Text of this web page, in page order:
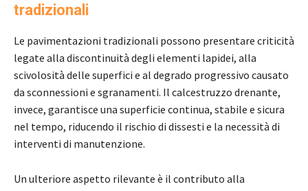
tradizionali
Le pavimentazioni tradizionali possono presentare criticità
legate alla discontinuità degli elementi lapidei, alla
scivolosità delle superfici e al degrado progressivo causato
da sconnessioni e sgranamenti. Il calcestruzzo drenante,
invece, garantisce una superficie continua, stabile e sicura
nel tempo, riducendo il rischio di dissesti e la necessità di
interventi di manutenzione.
Un ulteriore aspetto rilevante è il contributo alla